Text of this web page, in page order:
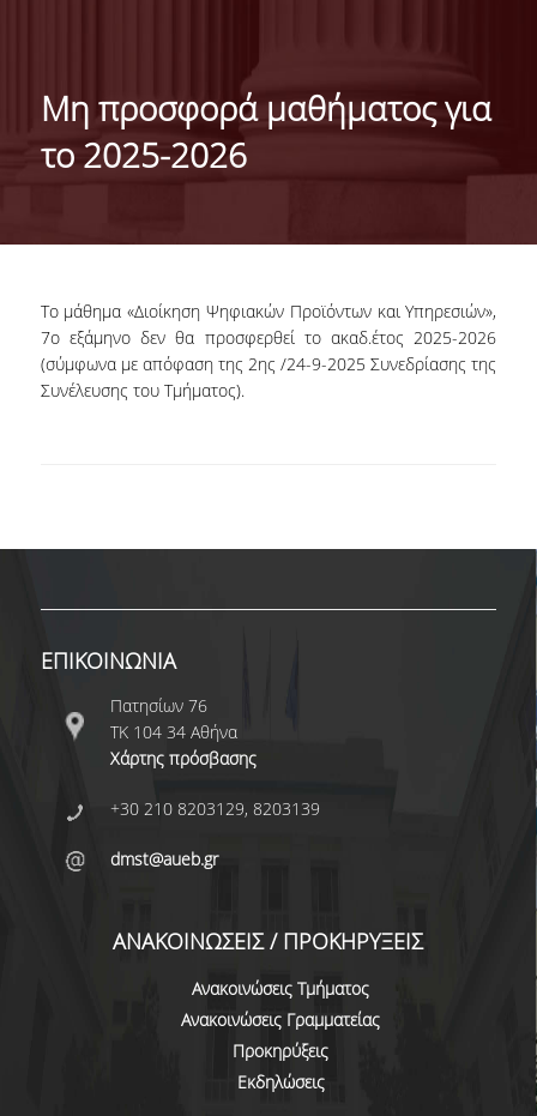
ΤΑΥΤΟΤΗΤΑ ΤΟΥ ΤΜΗΜΑΤΟΣ
ΑΠΟΣΤΟΛΗ ΤΟΥ ΤΜΗΜΑΤΟΣ
TESTIMONIALS ΔΙΑΚΡΙΣΕΩΝ
ΕΠΑΓΓΕΛΜΑΤΙΚΕΣ ΠΡΟΟΠΤΙΚΕΣ
TESTIMONIALS
ΒΡΑΒΕΙΑ ΕΞΑΙΡΕΤΙΚΗΣ ΕΠΙΔΟΣΗΣ ΣΤΗ
ΔΙΔΑΣΚΑΛΙΑ
ΑΝΘΡΩΠΙΝΟ ΔΥΝΑΜΙΚΟ
ΠΡΟΣΩΠΙΚΟ ΤΟΥ ΤΜΗΜΑΤΟΣ
ΕΠΙΤΙΜΟΙ ΔΙΔΑΚΤΟΡΕΣ
ΕΠΙΣΚΕΠΤΕΣ ΚΑΘΗΓΗΤΕΣ
Μη προσφορά μαθήματος για
το 2025-2026
Το μάθημα «Διοίκηση Ψηφιακών Προϊόντων και Υπηρεσιών»,
7οεξάμηνο δεν θα προσφερθεί το ακαδ.έτος 2025-2026
(σύμφωνα με απόφαση της 2ης /24-9-2025 Συνεδρίασης της
Συνέλευσης του Τμήματος).
ΕΠΙΚΟΙΝΩΝΙΑ
Πατησίων 76
ΤΚ 104 34 Αθήνα
Χάρτης πρόσβασης
+30 210 8203129, 8203139
dmst@aueb.gr
ΑΝΑΚΟΙΝΩΣΕΙΣ / ΠΡΟΚΗΡΥΞΕΙΣ
Ανακοινώσεις Τμήματος
Ανακοινώσεις Γραμματείας
Προκηρύξεις
Εκδηλώσεις